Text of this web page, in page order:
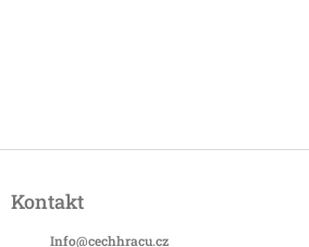
pKontakt
Info@cechhracu.cz